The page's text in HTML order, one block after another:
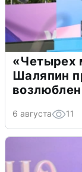
«Четырех
Шаляпин
6 августа 11